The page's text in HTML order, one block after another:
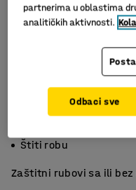
Crna plastika
Štiti robu
Zaštitni rubovi sa ili bez
partnerima u oblastima
analitičkih aktivnosti.
Odbaci sve